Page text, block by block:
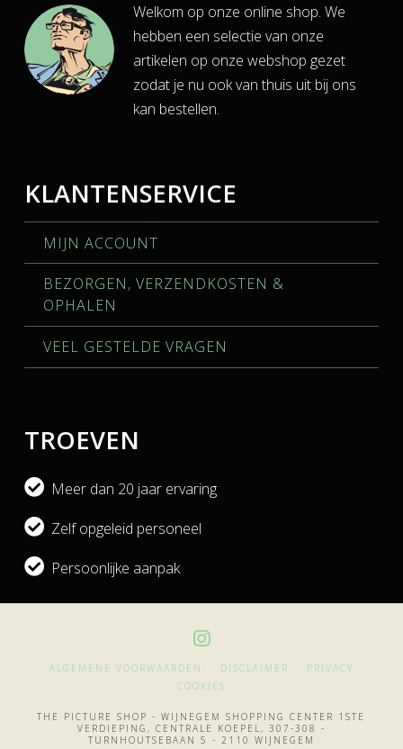
Welkom op onze online shop. We
hebben een selectie van onze
artikelen op onze webshop gezet
zodat je nu ook van thuis uit bij ons
kan bestellen.
KLANTENSERVICE
MIJN ACCOUNT
BEZORGEN, VERZENDKOSTEN &
OPHALEN
VEEL GESTELDE VRAGEN
TROEVEN
Meer dan 20 jaar ervaring
Zelf opgeleid personeel
Persoonlijke aanpak
ALGEMENE VOORWAARDEN DISCLAIMER
PRIVACY
COOKIES
THE PICTURE SHOP - WIJNEGEM SHOPPING CENTER 1STE
VERDIEPING, CENTRALE KOEPEL, 307-308 -
TURNHOUTSEBAAN 5 - 2110 WIJNEGEM